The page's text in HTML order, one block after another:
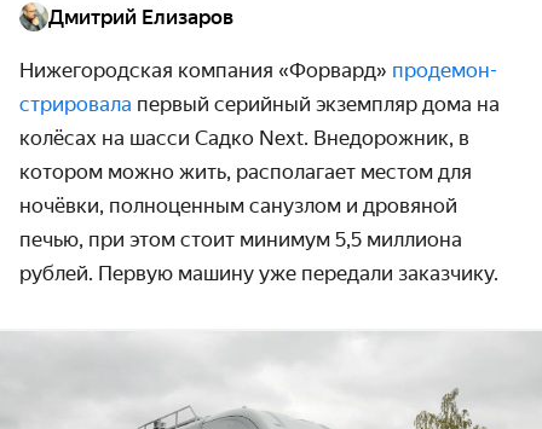
Дмитрий Елизаров
Нижегородская компания «Форвард» продемон­
стрировала первый серийный экзем­пляр дома на
колёсах на шасси Садко Next. Внедорожник, в
котором можно жить, располагает местом для
ночёвки, полноценным санузлом и дровяной
печью, при этом стоит минимум 5,5 миллиона
рублей. Первую машину уже передали заказчику.